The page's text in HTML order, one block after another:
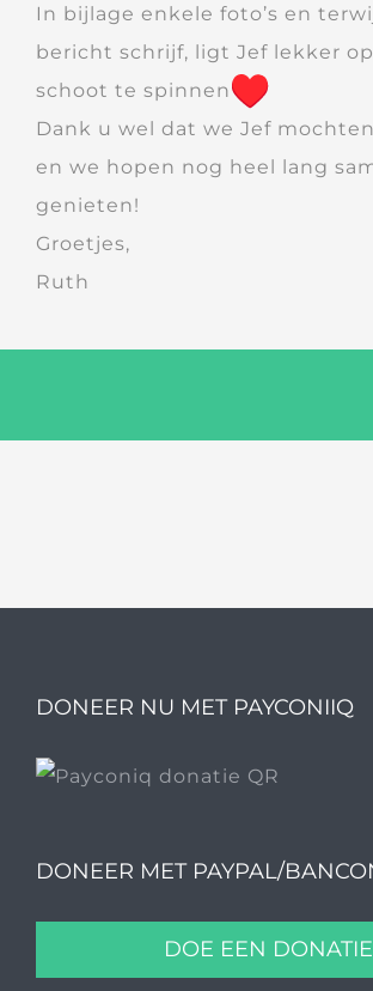
In bijlage enkele foto’s en
bericht schrijf, ligt Jef lekker
schoot te spinnen
Dank u wel dat we Jef
en we hopen nog heel lang
genieten!
Groetjes,
Ruth
DONEER NU MET PAYCONIIQ
DONEER MET PAYPAL/
DOE EEN DONATIE